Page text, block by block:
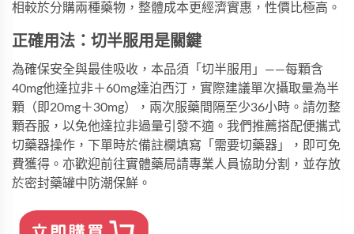
相較於分購兩種藥物，整體成本更經濟實惠，性價比極高。
正確用法：切半服用是關鍵
為確保安全與最佳吸收，本品須「切半服用」——每顆含
40mg他達拉非＋60mg達泊西汀，實際建議單次攝取量為半
顆（即20mg＋30mg），兩次服藥間隔至少36小時。請勿整
顆吞服，以免他達拉非過量引發不適。我們推薦搭配便攜式
切藥器操作，下單時於備註欄填寫「需要切藥器」，即可免
費獲得。亦歡迎前往實體藥局請專業人員協助分割，並存放
於密封藥罐中防潮保鮮。